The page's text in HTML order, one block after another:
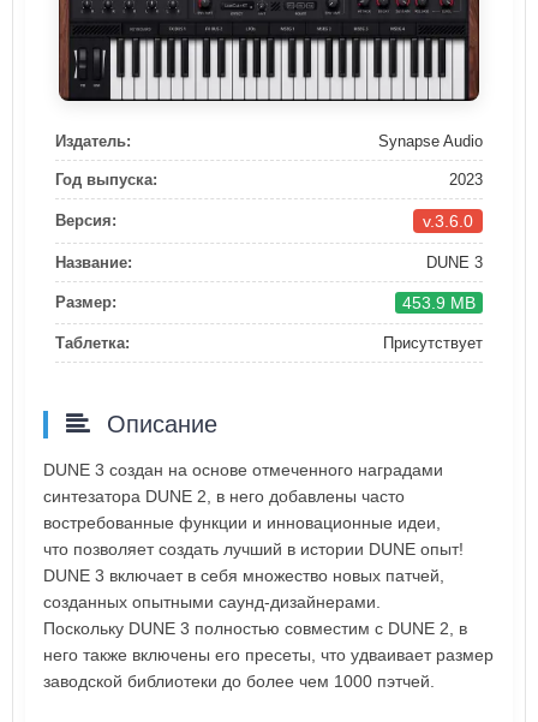
Издатель: Synapse Audio
Год выпуска: 2023
Версия: v.3.6.0
Название: DUNE 3
Размер: 453.9 MB
Таблетка: Присутствует
Описание
DUNE 3 создан на основе отмеченного наградами
синтезатора DUNE 2, в него добавлены часто
востребованные функции и инновационные идеи,
что позволяет создать лучший в истории DUNE опыт!
DUNE 3 включает в себя множество новых патчей,
созданных опытными саунд-дизайнерами.
Поскольку DUNE 3 полностью совместим с DUNE 2, в
него также включены его пресеты, что удваивает размер
заводской библиотеки до более чем 1000 пэтчей.